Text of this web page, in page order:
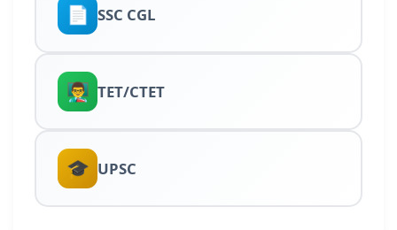
📄 SSC CGL
👨‍🏫 TET/CTET
🎓 UPSC